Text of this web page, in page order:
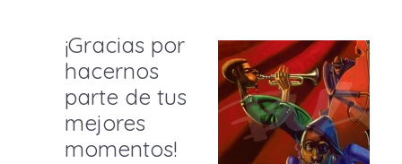
¡Gracias por
hacernos
parte de tus
mejores
momentos!